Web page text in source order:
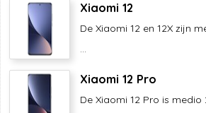
Xiaomi 12
De Xiaomi 12 en 12X zijn
...
Xiaomi 12 Pro
De Xiaomi 12 Pro is